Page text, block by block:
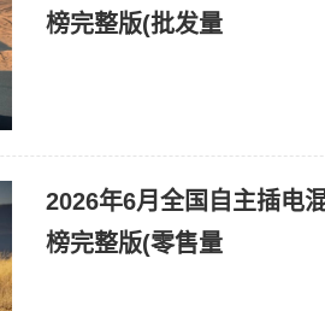
榜完整版(批发量
2026年6月全国自主插电
榜完整版(零售量